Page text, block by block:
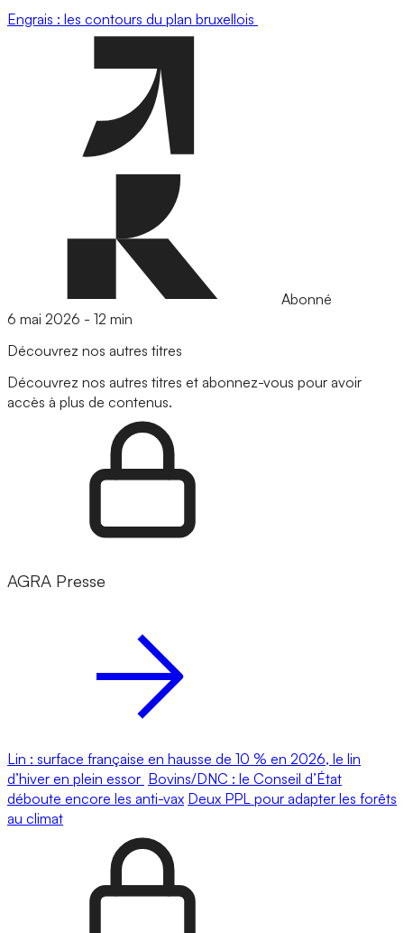
Engrais : les contours du plan bruxellois
Abonné
6 mai 2026 - 12 min
Découvrez nos autres titres
Découvrez nos autres titres et abonnez-vous pour avoir
accès à plus de contenus.
AGRA Presse
Lin : surface française en hausse de 10 % en 2026, le lin
d’hiver en plein essor Bovins/DNC : le Conseil d’État
déboute encore les anti-vax Deux PPL pour adapter les forêts
au climat